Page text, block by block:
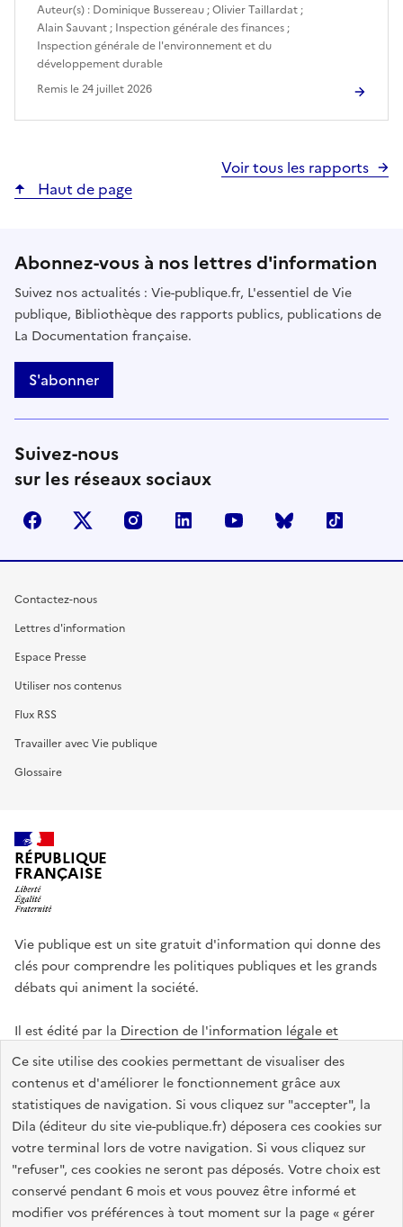
Ce site utilise des cookies permettant de visualiser des
contenus et d'améliorer le fonctionnement grâce aux
statistiques de navigation. Si vous cliquez sur "accepter", la
Dila (éditeur du site vie-publique.fr) déposera ces cookies sur
votre terminal lors de votre navigation. Si vous cliquez sur
"refuser", ces cookies ne seront pas déposés. Votre choix est
conservé pendant 6 mois et vous pouvez être informé et
modifier vos préférences à tout moment sur la page « gérer
Auteur(s) : Dominique Bussereau ;Olivier Taillardat ;
Alain Sauvant ; Inspection générale des finances ;
Inspection générale de l'environnement et du
développement durable
Remis le24 juillet 2026
Voir tous les rapports
Haut de page
Abonnez-vous à nos lettres d'information
Suivez nos actualités : Vie-publique.fr, L'essentiel de Vie
publique, Bibliothèque des rapports publics, publications de
La Documentation française.
S'abonner
Suivez-nous
sur les réseaux sociaux
facebook X (anciennement Twitter)
instagramlinkedin youtube Bluesky
Contactez-nous
Lettres d'information
Espace Presse
Utiliser nos contenus
Flux RSS
Travailler avec Vie publique
Glossaire
RÉPUBLIQUE
FRANÇAISE
Vie publique est un site gratuit d'information qui donne des
clés pour comprendre les politiques publiques et les grands
débats qui animent la société.
Il est édité par la Direction de l'information légale et
administrative
legifrance.gouv.fr info.gouv.fr
data.gouv.fr
service-public.gouv.fr
Accessibilité : totalement conforme Données personnelles